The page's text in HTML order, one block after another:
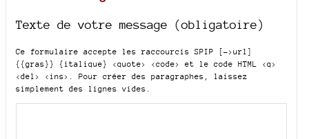
Texte de votre message (obligatoire)
Ce formulaire accepte les raccourcis SPIP
[->url]
{{gras}} {italique} <quote> <code>
et le code HTML <q>
<del> <ins>
. Pour créer des paragraphes, laissez
simplement des lignes vides.